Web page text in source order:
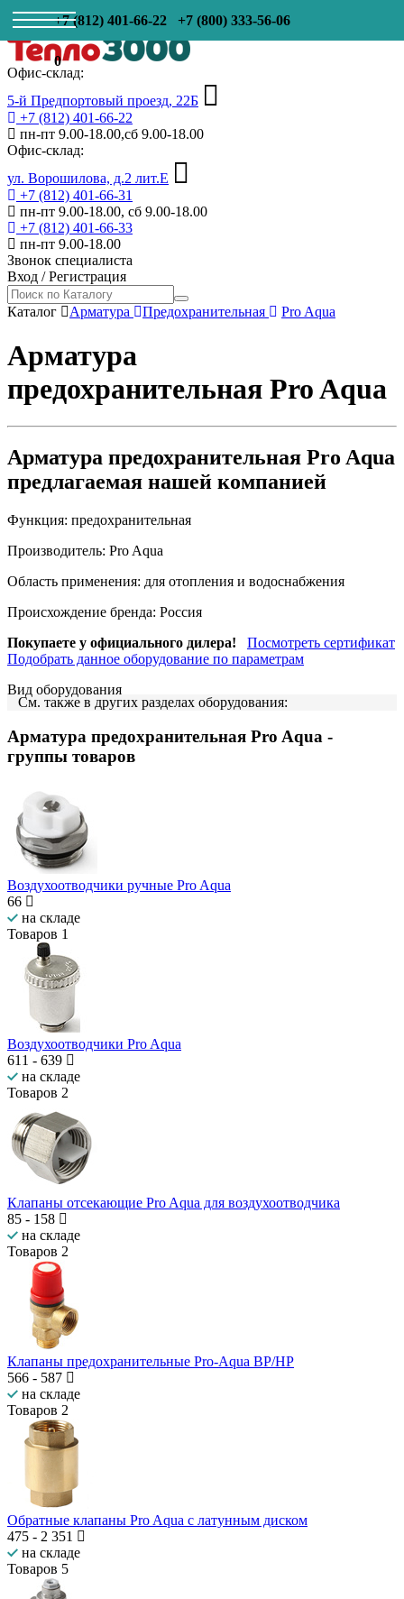
+7 (812) 401-66-22 +7 (800) 333-56-06
0
Офис-склад:
5-й Предпортовый проезд, 22Б
+7 (812) 401-66-22
пн-пт 9.00-18.00,сб 9.00-18.00
Офис-склад:
ул. Ворошилова, д.2 лит.Е
+7 (812) 401-66-31
пн-пт 9.00-18.00, сб 9.00-18.00
+7 (812) 401-66-33
пн-пт 9.00-18.00
Звонок специалиста
Вход /Регистрация
Каталог Арматура Предохранительная Pro Aqua
Арматура
предохранительная Pro Aqua
Арматура предохранительная Pro Aqua
предлагаемая нашей компанией
Функция: предохранительная
Производитель: Pro Aqua
Область применения: для отопления и водоснабжения
Происхождение бренда: Россия
Покупаете у официального дилера!
Посмотреть сертификат
Подобрать данное оборудование по параметрам
Вид оборудования
См. также в других разделах оборудования:
Арматура предохранительная Pro Aqua -
группы товаров
Воздухоотводчики ручные Pro Aqua
66
на складе
Товаров 1
Воздухоотводчики Pro Aqua
611 - 639
на складе
Товаров 2
Клапаны отсекающие Pro Aqua для воздухоотводчика
85 - 158
на складе
Товаров 2
Клапаны предохранительные Pro-Aqua ВР/НР
566 - 587
на складе
Товаров 2
Обратные клапаны Pro Aqua c латунным диском
475 - 2 351
на складе
Товаров 5